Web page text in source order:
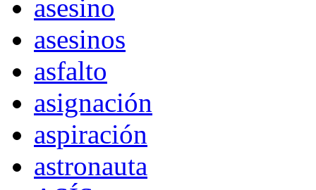
asesino
asesinos
asfalto
asignación
aspiración
astronauta